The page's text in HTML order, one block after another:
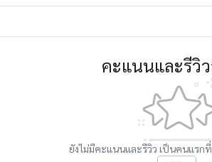
คะแนนและรีวิ
ยังไม่มีคะแนนและรีวิว เป็นคนแรก